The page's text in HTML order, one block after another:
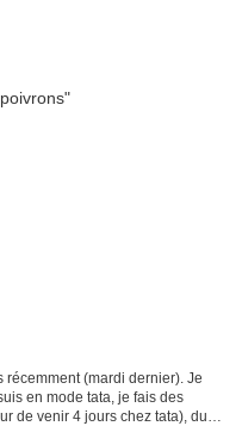
(mardi dernier). Je
en mode tata, je fais des
de venir 4 jours chez tata), du